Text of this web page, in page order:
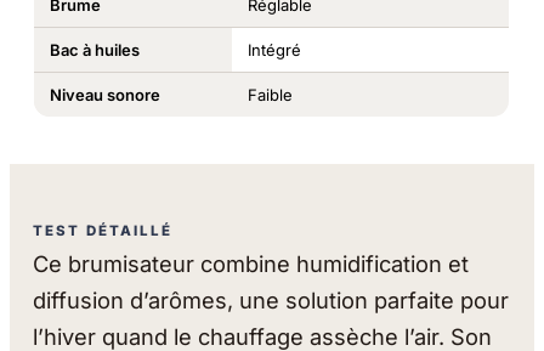
Brume Réglable
Bac à huiles Intégré
Niveau sonore Faible
TEST DÉTAILLÉ
Ce brumisateur combine humidification et
diffusion d’arômes, une solution parfaite pour
l’hiver quand le chauffage assèche l’air. Son